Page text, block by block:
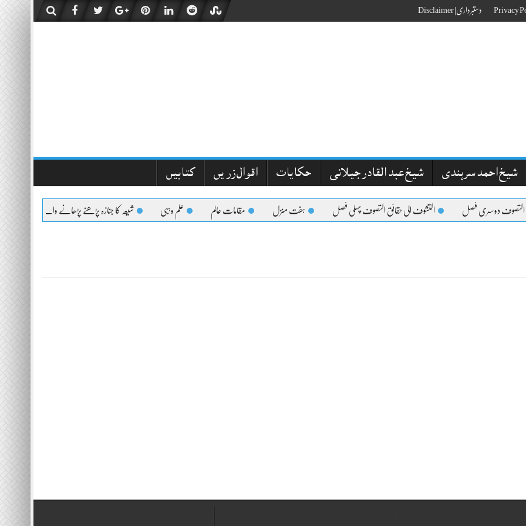
دستبرداری| Disclaimer
شیخ احمد سرہندی شیخ عبد القادر جیلانی حکایات اقوال زریں کتابیں
التصوف دوسری فصل التشوف الی حقائق التصوف پہلی فصل ہفت منزل مقامات عالم علم وہبی شیعہ کا جنازہ پڑھنے پڑھانے والےکیلئے اعلیٰحضرت